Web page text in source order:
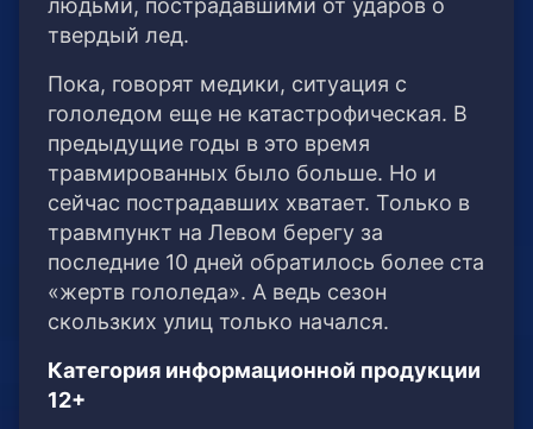
людьми, пострадавшими от ударов о
твердый лед.
Пока, говорят медики, ситуация с
гололедом еще не катастрофическая. В
предыдущие годы в это время
травмированных было больше. Но и
сейчас пострадавших хватает. Только в
травмпункт на Левом берегу за
последние 10 дней обратилось более ста
«жертв гололеда». А ведь сезон
скользких улиц только начался.
Категория информационной продукции
12+